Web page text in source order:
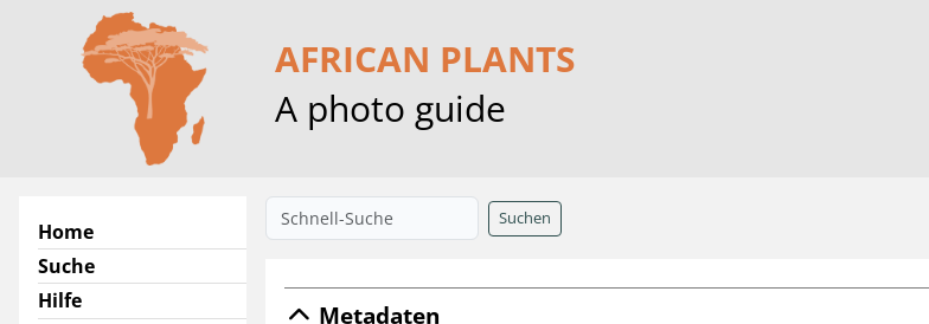
AFRICAN PLANTS
A photo guide
Home
Suche
Hilfe
Suchen
Metadaten